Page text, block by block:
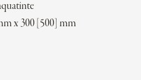
x 300 [500] mm